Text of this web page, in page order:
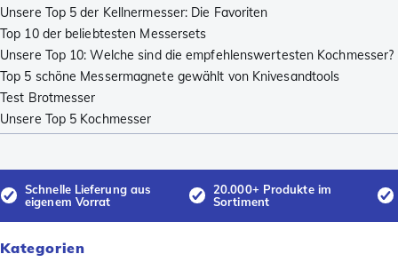
Unsere Top 5 der Kellnermesser: Die Favoriten
Top 10 der beliebtesten Messersets
Unsere Top 10: Welche sind die empfehlenswertesten Kochmesser?
Top 5 schöne Messermagnete gewählt von Knivesandtools
Test Brotmesser
Unsere Top 5 Kochmesser
Schnelle Lieferung aus
eigenem Vorrat
20.000+ Produkte im
Sortiment
Kategorien